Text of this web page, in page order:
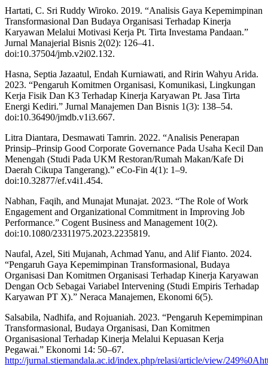
Hartati, C. Sri Ruddy Wiroko. 2019. “Analisis Gaya Kepemimpinan
Transformasional Dan Budaya Organisasi Terhadap Kinerja
Karyawan Melalui Motivasi Kerja Pt. Tirta Investama Pandaan.”
Jurnal Manajerial Bisnis 2(02): 126–41.
doi:10.37504/jmb.v2i02.132.
Hasna, Septia Jazaatul, Endah Kurniawati, and Ririn Wahyu Arida.
2023. “Pengaruh Komitmen Organisasi, Komunikasi, Lingkungan
Kerja Fisik Dan K3 Terhadap Kinerja Karyawan Pt. Jasa Tirta
Energi Kediri.” Jurnal Manajemen Dan Bisnis 1(3): 138–54.
doi:10.36490/jmdb.v1i3.667.
Litra Diantara, Desmawati Tamrin. 2022. “Analisis Penerapan
Prinsip–Prinsip Good Corporate Governance Pada Usaha Kecil Dan
Menengah (Studi Pada UKM Restoran/Rumah Makan/Kafe Di
Daerah Cikupa Tangerang).” eCo-Fin 4(1): 1–9.
doi:10.32877/ef.v4i1.454.
Nabhan, Faqih, and Munajat Munajat. 2023. “The Role of Work
Engagement and Organizational Commitment in Improving Job
Performance.” Cogent Business and Management 10(2).
doi:10.1080/23311975.2023.2235819.
Naufal, Azel, Siti Mujanah, Achmad Yanu, and Alif Fianto. 2024.
“Pengaruh Gaya Kepemimpinan Transformasional, Budaya
Organisasi Dan Komitmen Organisasi Terhadap Kinerja Karyawan
Dengan Ocb Sebagai Variabel Intervening (Studi Empiris Terhadap
Karyawan PT X).” Neraca Manajemen, Ekonomi 6(5).
Salsabila, Nadhifa, and Rojuaniah. 2023. “Pengaruh Kepemimpinan
Transformasional, Budaya Organisasi, Dan Komitmen
Organisasional Terhadap Kinerja Melalui Kepuasan Kerja
Pegawai.” Ekonomi 14: 50–67.
http://jurnal.stiemandala.ac.id/index.php/relasi/article/view/